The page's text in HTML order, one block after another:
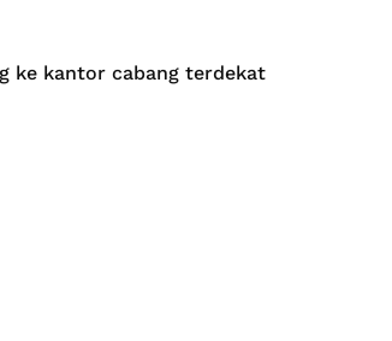
ke kantor cabang terdekat